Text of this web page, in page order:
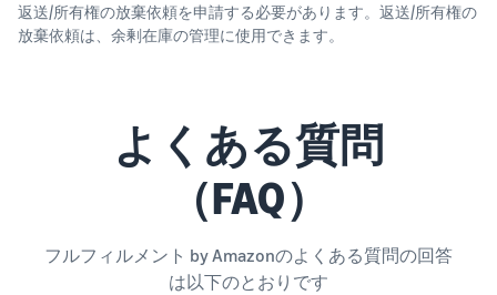
返送/所有権の放棄依頼を申請する必要があります。返送/所有権の
放棄依頼は、余剰在庫の管理に使用できます。
よくある質問
（FAQ）
フルフィルメント by Amazonのよくある質問の回答
は以下のとおりです